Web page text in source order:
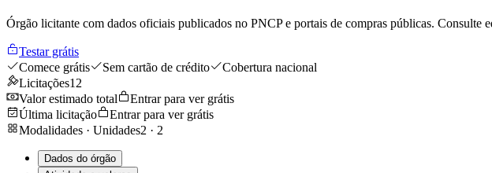
Órgão licitante com dados oficiais publicados no PNCP e portais de compras públicas. Consulte
Testar grátis
Comece grátis
Sem cartão de crédito
Cobertura nacional
Licitações12
Valor estimado total
Entrar para ver grátis
Última licitação
Entrar para ver grátis
Modalidades · Unidades2 · 2
Dados do órgão